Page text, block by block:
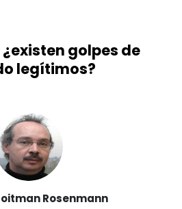
golpes de
legítimos?
Rosenmann